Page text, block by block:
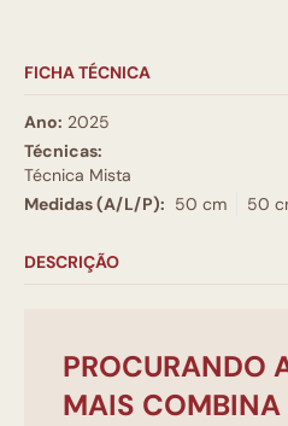
FICHA TÉCNICA
Ano: 2025
Técnicas:
Técnica Mista
Medidas (A/L/P): 50 cm 50
DESCRIÇÃO
PROCURANDO
MAIS